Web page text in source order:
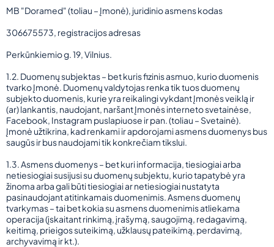
MB "Doramed" (toliau – Įmonė), juridinio asmens kodas
306675573, registracijos adresas
Perkūnkiemio g. 19, Vilnius.
1.2. Duomenų subjektas – bet kuris fizinis asmuo, kurio duomenis
tvarko Įmonė. Duomenų valdytojas renka tik tuos duomenų
subjekto duomenis, kurie yra reikalingi vykdant Įmonės veiklą ir
(ar) lankantis, naudojant, naršant Įmonės interneto svetainėse,
Facebook, Instagram puslapiuose ir pan. (toliau – Svetainė).
Įmonė užtikrina, kad renkami ir apdorojami asmens duomenys bus
saugūs ir bus naudojami tik konkrečiam tikslui.
1.3. Asmens duomenys – bet kuri informacija, tiesiogiai arba
netiesiogiai susijusi su duomenų subjektu, kurio tapatybė yra
žinoma arba gali būti tiesiogiai ar netiesiogiai nustatyta
pasinaudojant atitinkamais duomenimis. Asmens duomenų
tvarkymas – tai bet kokia su asmens duomenimis atliekama
operacija (įskaitant rinkimą, įrašymą, saugojimą, redagavimą,
keitimą, prieigos suteikimą, užklausų pateikimą, perdavimą,
archyvavimą ir kt.).